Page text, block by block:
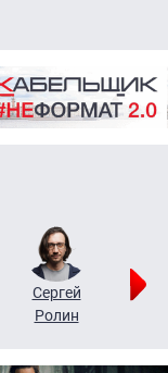
Сергей
Ролин